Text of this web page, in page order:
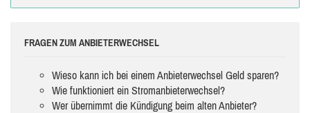
FRAGEN ZUM ANBIETERWECHSEL
Wieso kann ich bei einem Anbieterwechsel Geld sparen?
Wie funktioniert ein Stromanbieterwechsel?
Wer übernimmt die Kündigung beim alten Anbieter?